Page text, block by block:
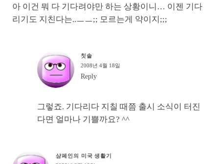
아 이건 뭐 다 기다려야만 하는 상황이니… 이젠 기다
리기도 지친다는..ㅡㅡ;; 모르는게 약이지;;;
칫솔
2008년 4월 18일
Reply
그렇죠. 기다리다 지칠 때쯤 출시 소식이 터진
다면 얼마나 기쁠까요? ^^
샴페인의 미국 생활기